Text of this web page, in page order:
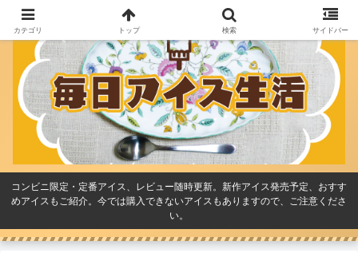
コンビニ限定・定番アイス、レビュー随時更新。新作アイス発売予定、おすす
めアイスもご紹介。今では購入できないアイスもありますので、ご注意くださ
い。
カテゴリ トップ 検索 サイドバー